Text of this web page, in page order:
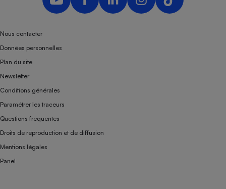
Nous contacter
Données personnelles
Plan du site
Newsletter
Conditions générales
Paramétrer les traceurs
Questions fréquentes
Droits de reproduction et de diffusion
Mentions légales
Panel